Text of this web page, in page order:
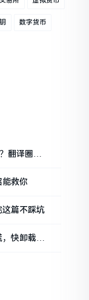
数字货币
翻译圈老
救你
篇不踩坑
快卸载，